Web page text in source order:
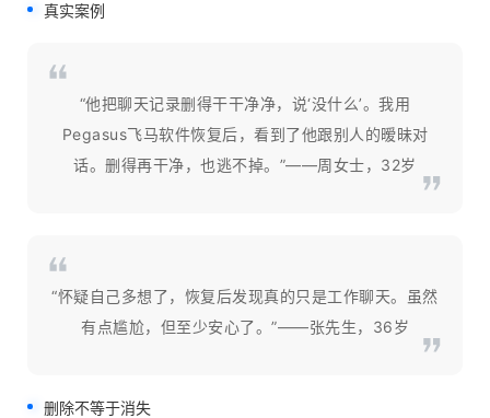
真实案例
“他把聊天记录删得干干净净，说‘没什么’。我用
Pegasus飞马软件恢复后，看到了他跟别人的暧昧对
话。删得再干净，也逃不掉。”——周女士，32岁
“怀疑自己多想了，恢复后发现真的只是工作聊天。虽然
有点尴尬，但至少安心了。”——张先生，36岁
删除不等于消失